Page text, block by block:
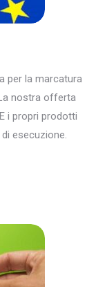
per la marcatura
nostra offerta
i propri prodotti
esecuzione.